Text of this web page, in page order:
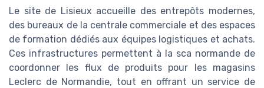
Le site de Lisieux accueille des entrepôts modernes,
des bureaux de la centrale commerciale et des espaces
de formation dédiés aux équipes logistiques et achats.
Ces infrastructures permettent à la sca normande de
coordonner les flux de produits pour les magasins
Leclerc de Normandie, tout en offrant un service de